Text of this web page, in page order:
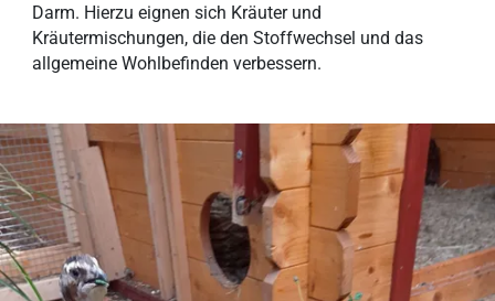
Darm. Hierzu eignen sich Kräuter und
Kräutermischungen, die den Stoffwechsel und das
allgemeine Wohlbefinden verbessern.